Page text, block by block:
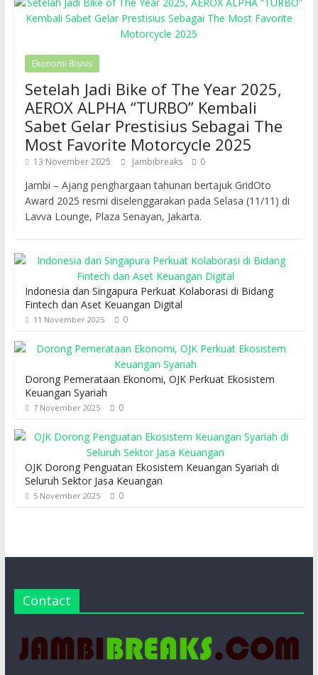
Ekonomi Bisnis
Setelah Jadi Bike of The Year 2025,
AEROX ALPHA “TURBO” Kembali
Sabet Gelar Prestisius Sebagai The
Most Favorite Motorcycle 2025
13 November 2025 Jambibreaks 0
Jambi – Ajang penghargaan tahunan bertajuk GridOto
Award 2025 resmi diselenggarakan pada Selasa (11/11) di
Lavva Lounge, Plaza Senayan, Jakarta.
Indonesia dan Singapura Perkuat Kolaborasi di Bidang
Fintech dan Aset Keuangan Digital
11 November 2025 0
Dorong Pemerataan Ekonomi, OJK Perkuat Ekosistem
Keuangan Syariah
7 November 2025 0
OJK Dorong Penguatan Ekosistem Keuangan Syariah di
Seluruh Sektor Jasa Keuangan
5 November 2025 0
Contact